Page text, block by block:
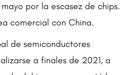
por la escasez de chips.
comercial con China.
de semiconductores
a finales de 2021, a